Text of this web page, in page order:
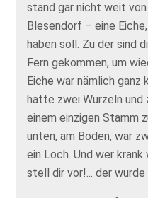
stand gar nicht weit
Blesendorf – eine
haben soll. Zu der sind
Fern gekommen, um
Eiche war nämlich ganz
hatte zwei Wurzeln und
einem einzigen Stamm
unten, am Boden, war
ein Loch. Und wer
stell dir vor!... der